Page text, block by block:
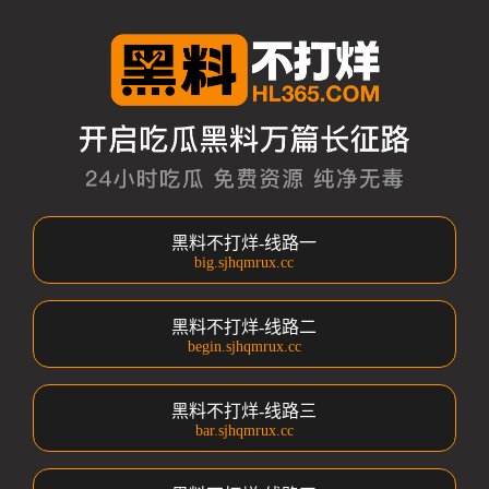
黑料不打烊-线路一
big.sjhqmrux.cc
黑料不打烊-线路二
begin.sjhqmrux.cc
黑料不打烊-线路三
bar.sjhqmrux.cc